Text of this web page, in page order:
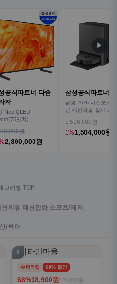
공식파트너 다솜
자
Neo QLED
인치)
원
2,390,000원
삼성공식파트너
삼성 2026 비스포크
팀 새틴차콜 설치 보
1,516,000원
1%1,504,000원
▶
고리별 TOP
션의류 패션잡화 스포츠/레저
/육아
2
슈퍼적립 68% 할인
68%38,900원 120,000원